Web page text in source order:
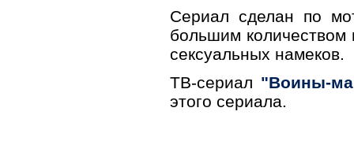
Сериал сделан по
большим
сексуальных намеков.
ТВ-сериал "Воины-
этого сериала.